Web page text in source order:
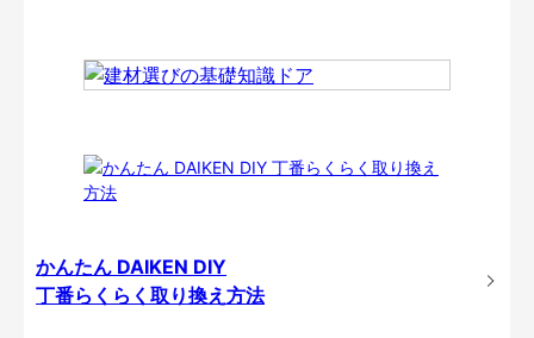
かんたん DAIKEN DIY
丁番らくらく取り換え方法